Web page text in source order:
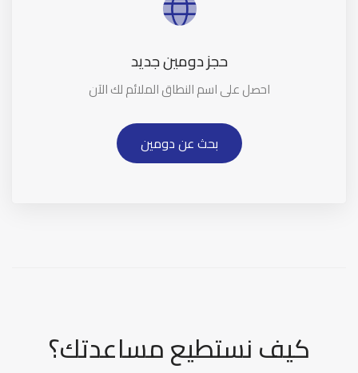
حجز دومين جديد
احصل على اسم النطاق الملائم لك الآن
بحث عن دومين
كيف نستطيع مساعدتك؟